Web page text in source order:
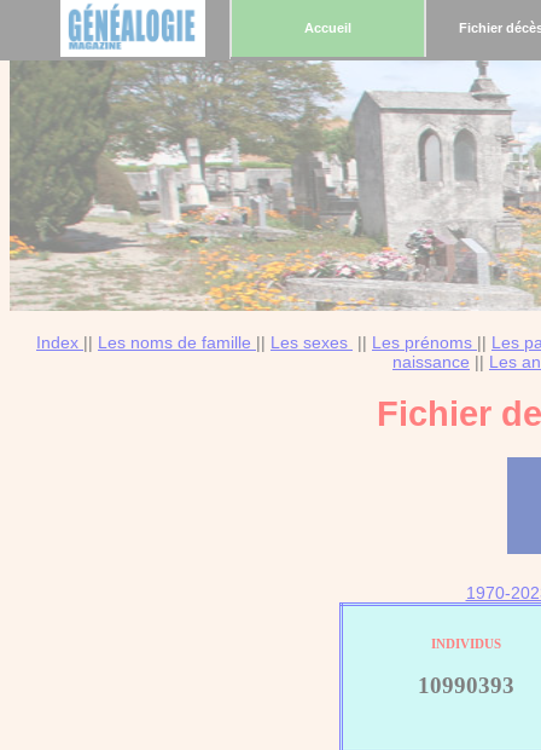
Accueil Fichier
Index || Les noms de famille || Les sexes || Les prénoms || Les
naissance || Les
Fichier
1970-
INDIVIDUS
10990393